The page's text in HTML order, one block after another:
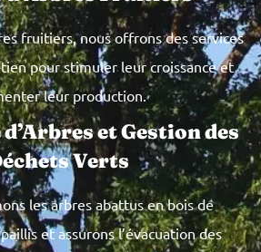
fruitiers, nous offrons des services
pour stimuler leur croissance et
leur production.
et Gestion des
Verts
les arbres abattus en bois de
et assurons l’évacuation des